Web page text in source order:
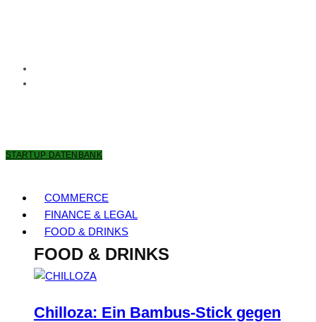
STARTUP DATENBANK
COMMERCE
FINANCE & LEGAL
FOOD & DRINKS
FOOD & DRINKS
Chilloza: Ein Bambus-Stick gegen